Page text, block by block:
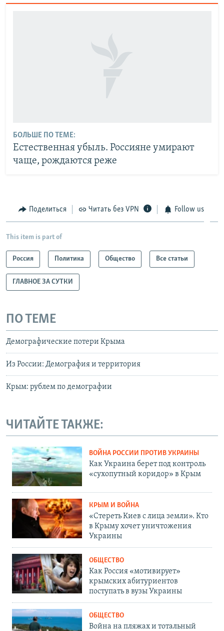
БОЛЬШЕ ПО ТЕМЕ:
Естественная убыль. Россияне умирают
чаще, рождаются реже
Поделиться Читать без VPN Follow us
This item is part of
Россия Политика Общество Все статьи
ГЛАВНОЕ ЗА СУТКИ
ПО ТЕМЕ
Демографические потери Крыма
Из России: Демография и территория
Крым: рублем по демографии
ЧИТАЙТЕ ТАКЖЕ:
ВОЙНА РОССИИ ПРОТИВ УКРАИНЫ
Как Украина берет под контроль
«сухопутный коридор» в Крым
КРЫМ И ВОЙНА
«Стереть Киев с лица земли». Кто
в Крыму хочет уничтожения
Украины
ОБЩЕСТВО
Как Россия «мотивирует»
крымских абитуриентов
поступать в вузы Украины
ОБЩЕСТВО
Война на пляжах и тотальный